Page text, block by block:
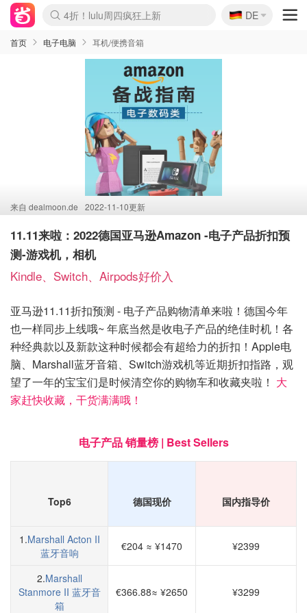
Boticinal 夏促开抢！
4折！lulu周四疯狂上新
还没结束！&OtherStories大促
Joybuy变相75折 随时失效
速领！Stanley独家85折
疑似霸哥！Camper额外叠85折
Zalando 奥莱闪促！每日更新
Moncler反季囤！5折起+叠9折
Coach Brooklyn仅€192
🇩🇪
DE
首页 电子电脑 耳机/便携音箱
来自 dealmoon.de 2022-11-10更新
11.11来啦：2022德国亚马逊Amazon -电子产品折扣预
测-游戏机，相机
Kindle、Switch、Airpods好价入
亚马逊11.11折扣预测 - 电子产品购物清单来啦！德国今年
也一样同步上线哦~ 年底当然是收电子产品的绝佳时机！各
种经典款以及新款这种时候都会有超给力的折扣！Apple电
脑、Marshall蓝牙音箱、Switch游戏机等近期折扣指路，观
望了一年的宝宝们是时候清空你的购物车和收藏夹啦！ 大
家赶快收藏，干货满满哦！
电子产品 销量榜 | Best Sellers
Top6 德国现价 国内指导价
1.Marshall Acton II
蓝牙音响
€204 ≈ ¥1470 ¥2399
2.Marshall
Stanmore II 蓝牙音
箱
€366.88≈ ¥2650 ¥3299